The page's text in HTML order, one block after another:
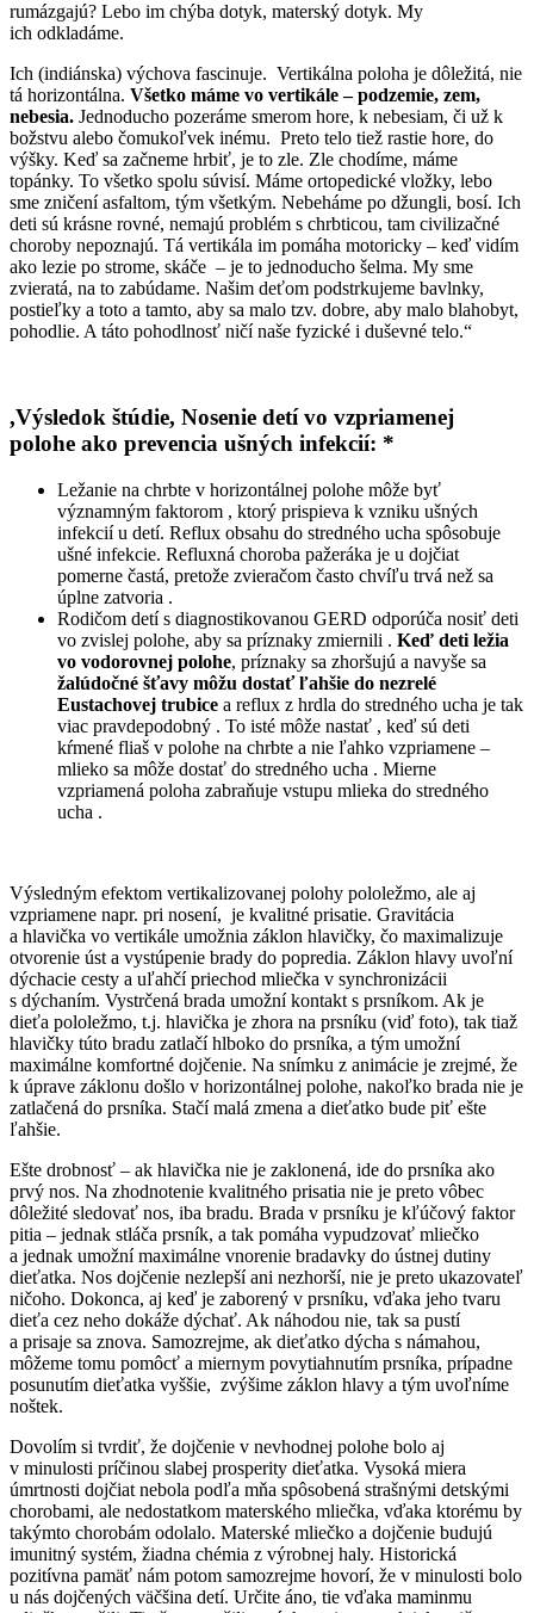
rumázgajú? Lebo im chýba dotyk, materský dotyk. My
ich odkladáme.
Ich (indiánska) výchova fascinuje. Vertikálna poloha je dôležitá, nie
tá horizontálna. Všetko máme vo vertikále – podzemie, zem,
nebesia. Jednoducho pozeráme smerom hore, k nebesiam, či už k
božstvu alebo čomukoľvek inému. Preto telo tiež rastie hore, do
výšky. Keď sa začneme hrbiť, je to zle. Zle chodíme, máme
topánky. To všetko spolu súvisí. Máme ortopedické vložky, lebo
sme zničení asfaltom, tým všetkým. Nebeháme po džungli, bosí. Ich
deti sú krásne rovné, nemajú problém s chrbticou, tam civilizačné
choroby nepoznajú. Tá vertikála im pomáha motoricky – keď vidím
ako lezie po strome, skáče – je to jednoducho šelma. My sme
zvieratá, na to zabúdame. Našim deťom podstrkujeme bavlnky,
postieľky a toto a tamto, aby sa malo tzv. dobre, aby malo blahobyt,
pohodlie. A táto pohodlnosť ničí naše fyzické i duševné telo.“
,Výsledok štúdie, Nosenie detí vo vzpriamenej
polohe ako prevencia ušných infekcií: *
Ležanie na chrbte v horizontálnej polohe môže byť
významným faktorom , ktorý prispieva k vzniku ušných
infekcií u detí. Reflux obsahu do stredného ucha spôsobuje
ušné infekcie. Refluxná choroba pažeráka je u dojčiat
pomerne častá, pretože zvieračom často chvíľu trvá než sa
úplne zatvoria .
Rodičom detí s diagnostikovanou GERD odporúča nosiť deti
vo zvislej polohe, aby sa príznaky zmiernili . Keď deti ležia
vo vodorovnej polohe, príznaky sa zhoršujú a navyše sa
žalúdočné šťavy môžu dostať ľahšie do nezrelé
Eustachovej trubice a reflux z hrdla do stredného ucha je tak
viac pravdepodobný . To isté môže nastať , keď sú deti
kŕmené fliaš v polohe na chrbte a nie ľahko vzpriamene –
mlieko sa môže dostať do stredného ucha . Mierne
vzpriamená poloha zabraňuje vstupu mlieka do stredného
ucha .
Výsledným efektom vertikalizovanej polohy pololežmo, ale aj
vzpriamene napr. pri nosení, je kvalitné prisatie. Gravitácia
a hlavička vo vertikále umožnia záklon hlavičky, čo maximalizuje
otvorenie úst a vystúpenie brady do popredia. Záklon hlavy uvoľní
dýchacie cesty a uľahčí priechod mliečka v synchronizácii
s dýchaním. Vystrčená brada umožní kontakt s prsníkom. Ak je
dieťa pololežmo, t.j. hlavička je zhora na prsníku (viď foto), tak tiaž
hlavičky túto bradu zatlačí hlboko do prsníka, a tým umožní
maximálne komfortné dojčenie. Na snímku z animácie je zrejmé, že
k úprave záklonu došlo v horizontálnej polohe, nakoľko brada nie je
zatlačená do prsníka. Stačí malá zmena a dieťatko bude piť ešte
ľahšie.
Ešte drobnosť – ak hlavička nie je zaklonená, ide do prsníka ako
prvý nos. Na zhodnotenie kvalitného prisatia nie je preto vôbec
dôležité sledovať nos, iba bradu. Brada v prsníku je kľúčový faktor
pitia – jednak stláča prsník, a tak pomáha vypudzovať mliečko
a jednak umožní maximálne vnorenie bradavky do ústnej dutiny
dieťatka. Nos dojčenie nezlepší ani nezhorší, nie je preto ukazovateľ
ničoho. Dokonca, aj keď je zaborený v prsníku, vďaka jeho tvaru
dieťa cez neho dokáže dýchať. Ak náhodou nie, tak sa pustí
a prisaje sa znova. Samozrejme, ak dieťatko dýcha s námahou,
môžeme tomu pomôcť a miernym povytiahnutím prsníka, prípadne
posunutím dieťatka vyššie, zvýšime záklon hlavy a tým uvoľníme
noštek.
Dovolím si tvrdiť, že dojčenie v nevhodnej polohe bolo aj
v minulosti príčinou slabej prosperity dieťatka. Vysoká miera
úmrtnosti dojčiat nebola podľa mňa spôsobená strašnými detskými
chorobami, ale nedostatkom materského mliečka, vďaka ktorému by
takýmto chorobám odolalo. Materské mliečko a dojčenie budujú
imunitný systém, žiadna chémia z výrobnej haly. Historická
pozitívna pamäť nám potom samozrejme hovorí, že v minulosti bolo
u nás dojčených väčšina detí. Určite áno, tie vďaka maminmu